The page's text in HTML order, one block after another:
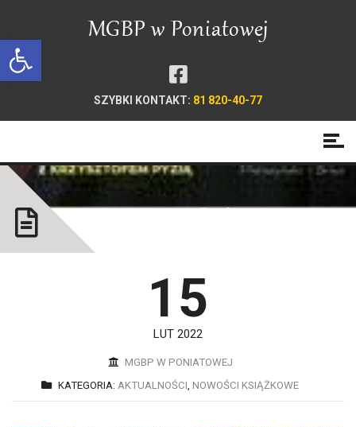
Open toolbar
SZYBKI KONTAKT: 81 820-40-77
Nowości!
15
LUT 2022
MGBP W PONIATOWEJ
KATEGORIA: AKTUALNOŚCI, NOWOŚCI KSIĄŻKOWE